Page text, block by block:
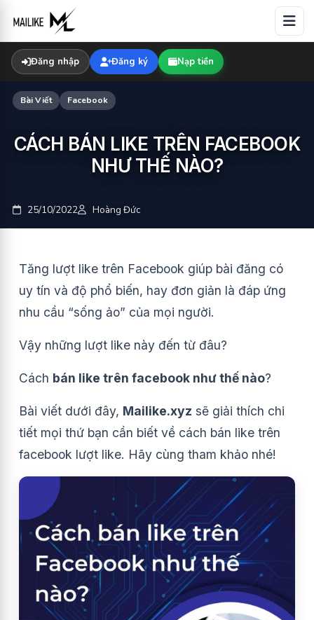
content
Đăng nhập Đăng ký Nạp tiền
Bài Viết Facebook
CÁCH BÁN LIKE TRÊN FACEBOOK
NHƯ THẾ NÀO?
25/10/2022 Hoàng Đức
Tăng lượt like trên Facebook giúp bài đăng có
uy tín và độ phổ biến, hay đơn giản là đáp ứng
nhu cầu “sống ảo” của mọi người.
Vậy những lượt like này đến từ đâu?
Cách bán like trên facebook như thế nào?
Bài viết dưới đây, Mailike.xyz sẽ giải thích chi
tiết mọi thứ bạn cần biết về cách bán like trên
facebook lượt like. Hãy cùng tham khảo nhé!